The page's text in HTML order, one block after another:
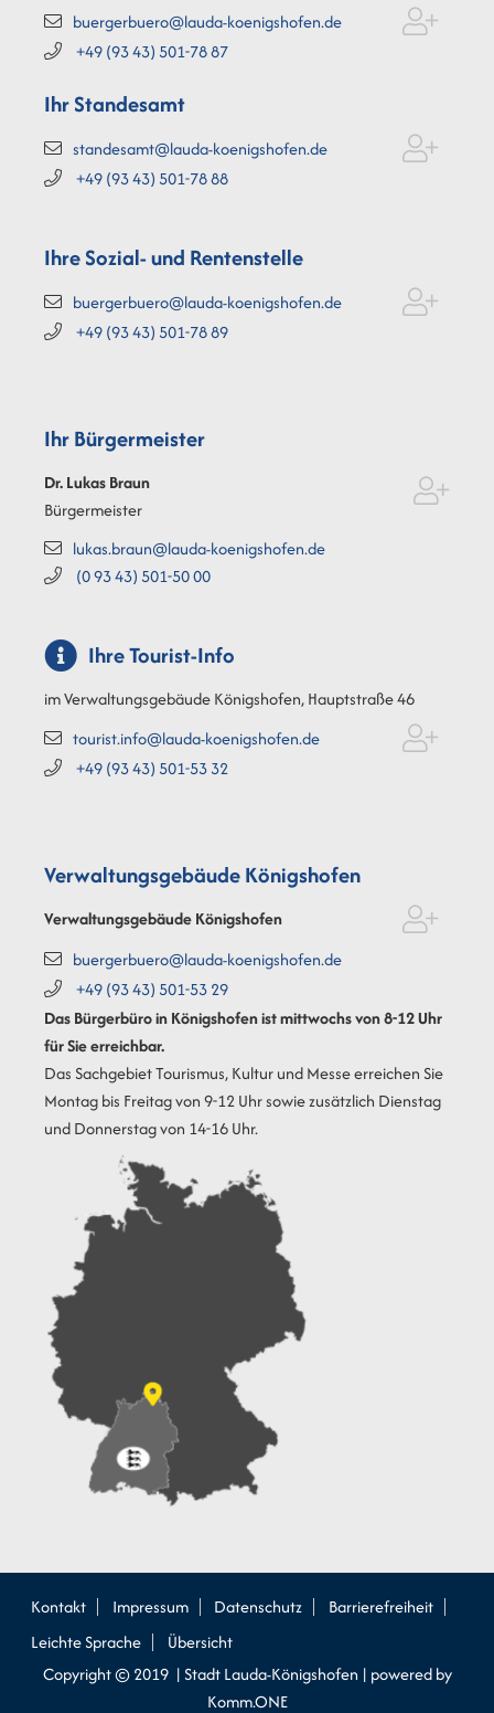
buergerbuero@lauda-koenigshofen.de
+49 (9343) 501-7887
Ihr Standesamt
standesamt@lauda-koenigshofen.de
+49 (9343) 501-7888
Ihre Sozial- und Rentenstelle
buergerbuero@lauda-koenigshofen.de
+49 (9343) 501-7889
Ihr Bürgermeister
Dr. LukasBraun
Bürgermeister
lukas.braun@lauda-koenigshofen.de
(09343) 501-5000
Ihre Tourist-Info
im Verwaltungsgebäude Königshofen, Hauptstraße 46
tourist.info@lauda-koenigshofen.de
+49 (9343) 501-5332
Verwaltungsgebäude Königshofen
Verwaltungsgebäude Königshofen
buergerbuero@lauda-koenigshofen.de
+49 (9343) 501-5329
Das Bürgerbüro in Königshofen ist mittwochs von 8-12 Uhr
für Sie erreichbar.
Das Sachgebiet Tourismus, Kultur und Messe erreichen Sie
Montag bis Freitag von 9-12 Uhr sowie zusätzlich Dienstag
und Donnerstag von 14-16 Uhr.
Kontakt Impressum Datenschutz
Barrierefreiheit
Leichte Sprache
Übersicht
Copyright © 2019 | Stadt Lauda-Königshofen | powered by
Komm.ONE